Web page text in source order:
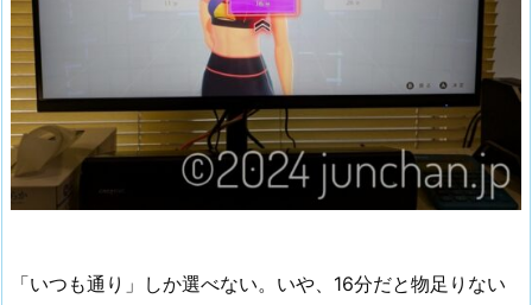
「いつも通り」しか選べない。いや、16分だと物足りない